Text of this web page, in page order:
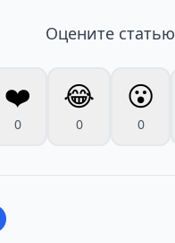
Оцените статью
❤️
0
😂
0
😮
0